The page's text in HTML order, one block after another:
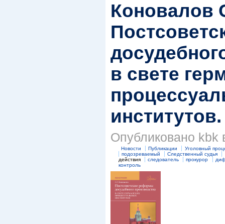
Коновалов
в свете
Опубликовано kbk
Новости Публикации
Уголовный
подозреваемый
Следственный судья
действия
следователь прокурор
контроль